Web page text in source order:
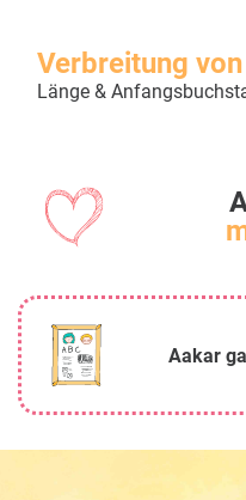
Verbreitung von
Länge &
Aakar